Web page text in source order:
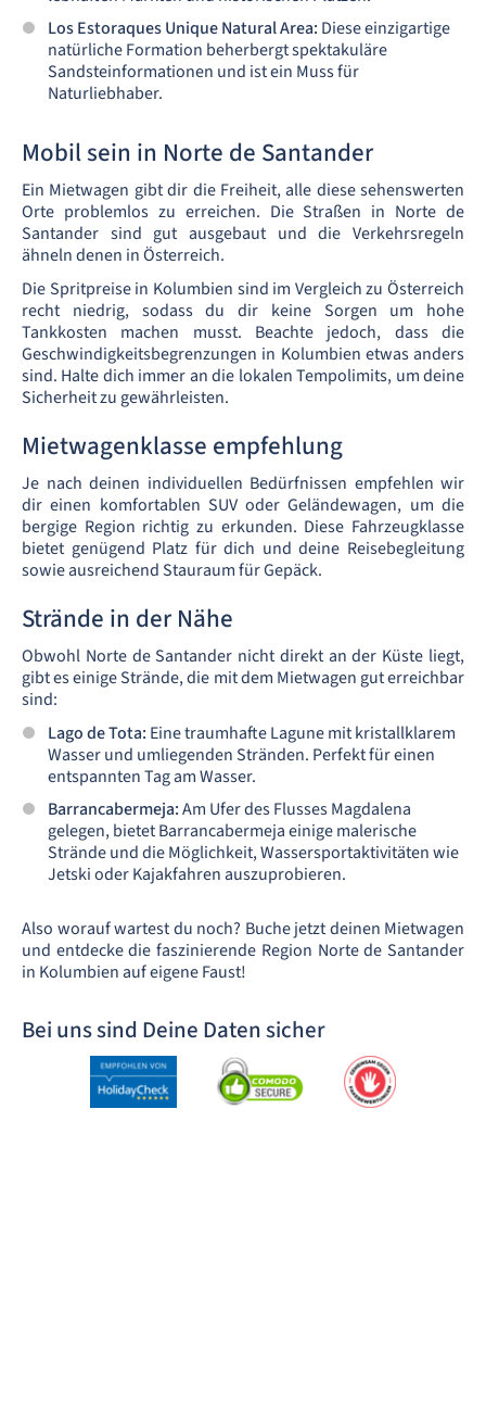
Los Estoraques Unique Natural Area: Diese einzigartige
natürliche Formation beherbergt spektakuläre
Sandsteinformationen und ist ein Muss für
Naturliebhaber.
Mobil sein in Norte de Santander
Ein Mietwagen gibt dir die Freiheit, alle diese sehenswerten
Orte problemlos zu erreichen. Die Straßen in Norte de
Santander sind gut ausgebaut und die Verkehrsregeln
ähneln denen in Österreich.
Die Spritpreise in Kolumbien sind im Vergleich zu Österreich
recht niedrig, sodass du dir keine Sorgen um hohe
Tankkosten machen musst. Beachte jedoch, dass die
Geschwindigkeitsbegrenzungen in Kolumbien etwas anders
sind. Halte dich immer an die lokalen Tempolimits, um deine
Sicherheit zu gewährleisten.
Mietwagenklasse empfehlung
Je nach deinen individuellen Bedürfnissen empfehlen wir
dir einen komfortablen SUV oder Geländewagen, um die
bergige Region richtig zu erkunden. Diese Fahrzeugklasse
bietet genügend Platz für dich und deine Reisebegleitung
sowie ausreichend Stauraum für Gepäck.
Strände in der Nähe
Obwohl Norte de Santander nicht direkt an der Küste liegt,
gibt es einige Strände, die mit dem Mietwagen gut erreichbar
sind:
Lago de Tota: Eine traumhafte Lagune mit kristallklarem
Wasser und umliegenden Stränden. Perfekt für einen
entspannten Tag am Wasser.
Barrancabermeja:Am Ufer des Flusses Magdalena
gelegen, bietet Barrancabermeja einige malerische
Strände und die Möglichkeit, Wassersportaktivitäten wie
Jetski oder Kajakfahren auszuprobieren.
Also worauf wartest du noch? Buche jetzt deinen Mietwagen
und entdecke die faszinierende Region Norte de Santander
in Kolumbien auf eigene Faust!
Bei uns sind Deine Daten sicher